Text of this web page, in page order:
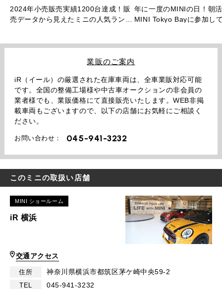
2024年小売販売実績1200台達成！販
売データから見えたミニの人気ランキ
年に一度のMINIの日！朝
MINI Tokyo Bayに参加し
業販のご案内
iR（イール）の厳選された在庫車両は、全車業販対応可能
です。全国の整備工場様や中古車オークションの非会員の
業者様でも、業販価格にて直接販売いたします。WEB非掲
載車両もございますので、以下の店舗にお気軽にご相談く
ださい。
お問い合わせ： 045-941-3232
このミニの取扱い店舗
MINI ショールーム
iR 横浜
交通アクセス
住所 神奈川県横浜市都筑区茅ケ崎中央59-2
TEL 045-941-3232